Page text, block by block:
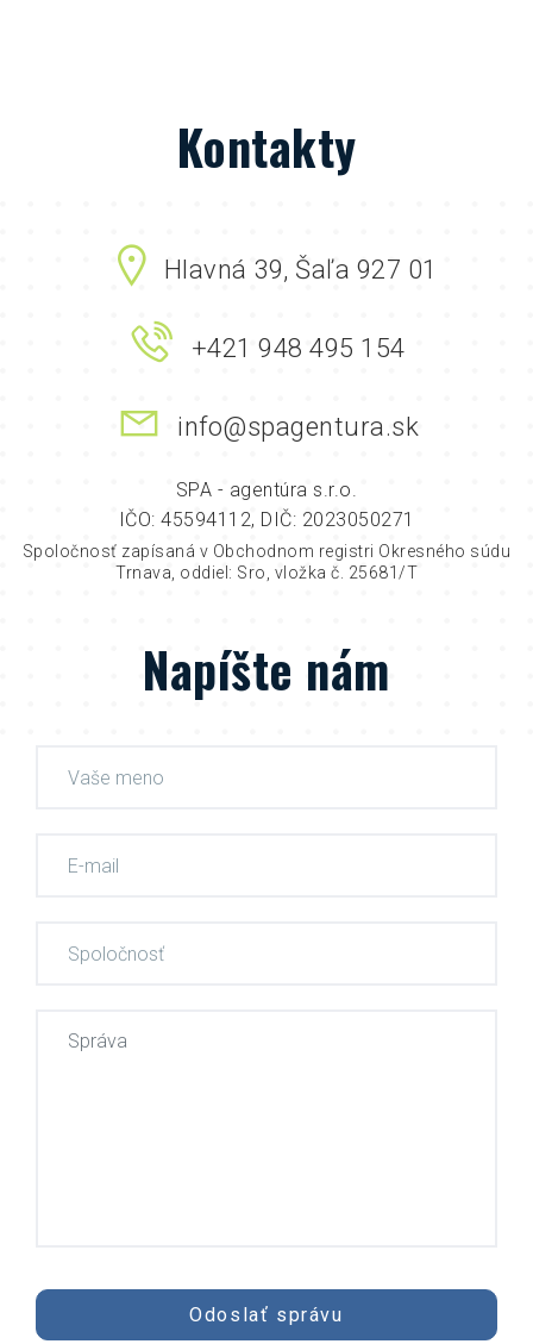
Napíšte nám
Odoslať správu
Kontakty
Hlavná 39, Šaľa 927 01
+421 948 495 154
info@spagentura.sk
SPA - agentúra s.r.o.
IČO: 45594112, DIČ: 2023050271
Spoločnosť zapísaná v Obchodnom registri Okresného súdu
Trnava, oddiel: Sro, vložka č. 25681/T